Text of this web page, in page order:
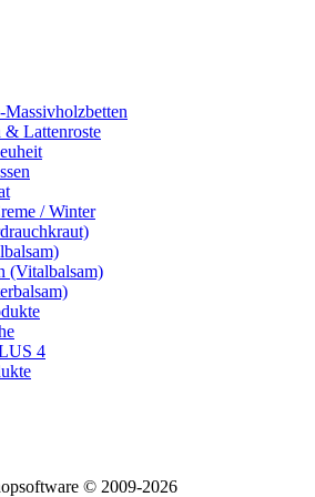
& Lattenroste
/ Winter
(Vitalbalsam)
4
© 2009-2026